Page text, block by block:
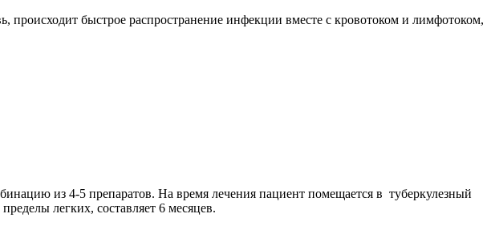
происходит быстрое распространение инфекции вместе с кровотоком и лимфотоком,
из 4-5 препаратов. На время лечения пациент помещается в туберкулезный
легких, составляет 6 месяцев.